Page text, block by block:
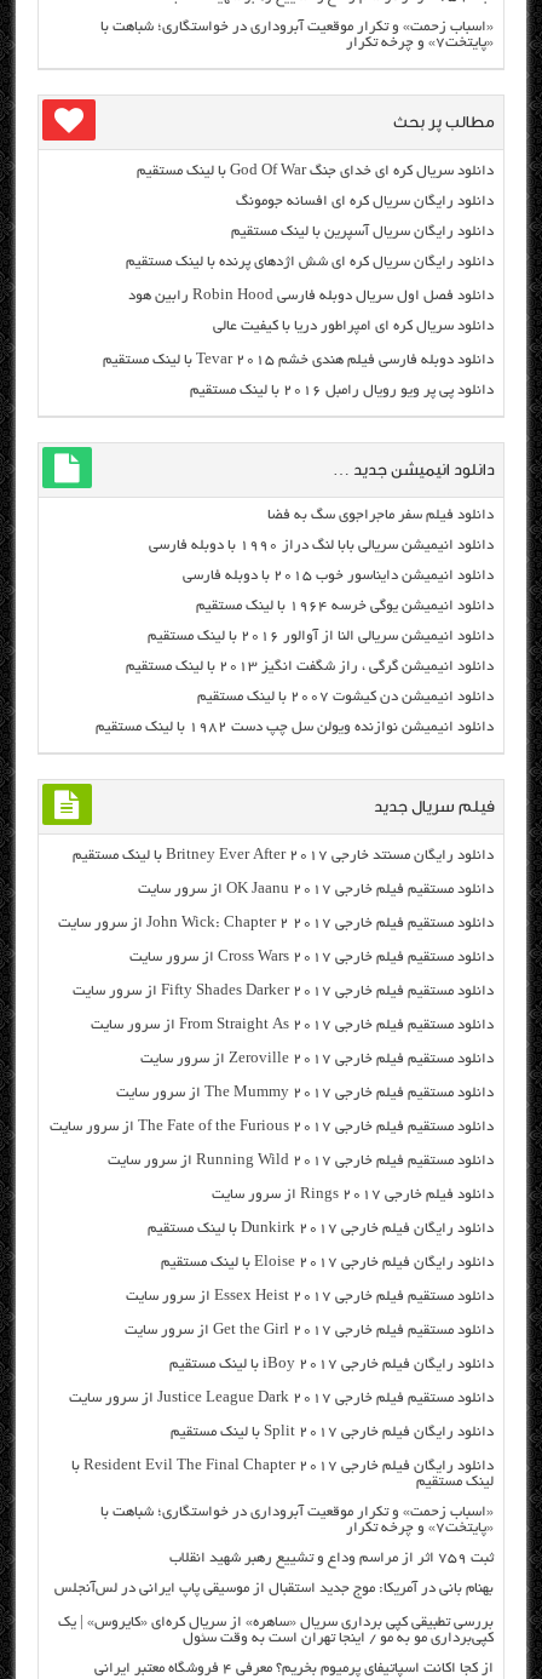
«اسباب زحمت» و تکرار موقعیت آبروداری در خواستگاری؛ شباهت با
«پایتخت۷» و چرخه تکرار
مطالب پر بحث
دانلود سریال کره ای خدای جنگ God Of War با لینک مستقیم
دانلود رایگان سریال کره ای افسانه جومونگ
دانلود رایگان سریال آسپرین با لینک مستقیم
دانلود رایگان سریال کره ای شش اژدهای پرنده با لینک مستقیم
دانلود فصل اول سریال دوبله فارسی Robin Hood رابین هود
دانلود سریال کره ای امپراطور دریا با کیفیت عالی
دانلود دوبله فارسی فیلم هندی خشم Tevar ۲۰۱۵ با لینک مستقیم
دانلود پی پر ویو رویال رامبل ۲۰۱۶ با لینک مستقیم
دانلود انیمیشن جدید …
دانلود فیلم سفر ماجراجوی سگ به فضا
دانلود انیمیشن سریالی بابا لنگ دراز ۱۹۹۰ با دوبله فارسی
دانلود انیمیشن دایناسور خوب ۲۰۱۵ با دوبله فارسی
دانلود انیمیشن یوگی خرسه ۱۹۶۴ با لینک مستقیم
دانلود انیمیشن سریالی النا از آوالور ۲۰۱۶ با لینک مستقیم
دانلود انیمیشن گرگی ، راز شگفت انگیز ۲۰۱۳ با لینک مستقیم
دانلود انیمیشن دن کیشوت ۲۰۰۷ با لینک مستقیم
دانلود انیمیشن نوازنده ویولن سل چپ دست ۱۹۸۲ با لینک مستقیم
فیلم سریال جدید
دانلود رایگان مسنتد خارجی Britney Ever After 2017 با لینک مستقیم
دانلود مستقیم فیلم خارجی OK Jaanu 2017 از سرور سایت
دانلود مستقیم فیلم خارجی John Wick: Chapter 2 2017 از سرور سایت
دانلود مستقیم فیلم خارجی Cross Wars 2017 از سرور سایت
دانلود مستقیم فیلم خارجی Fifty Shades Darker 2017 از سرور سایت
دانلود مستقیم فیلم خارجی From Straight As 2017 از سرور سایت
دانلود مستقیم فیلم خارجی Zeroville 2017 از سرور سایت
دانلود مستقیم فیلم خارجی The Mummy 2017 از سرور سایت
دانلود مستقیم فیلم خارجی The Fate of the Furious 2017 از سرور سایت
دانلود مستقیم فیلم خارجی Running Wild 2017 از سرور سایت
دانلود فیلم خارجی Rings 2017 از سرور سایت
دانلود رایگان فیلم خارجی Dunkirk 2017 با لینک مستقیم
دانلود رایگان فیلم خارجی Eloise 2017 با لینک مستقیم
دانلود مستقیم فیلم خارجی Essex Heist 2017 از سرور سایت
دانلود مستقیم فیلم خارجی Get the Girl 2017 از سرور سایت
دانلود رایگان فیلم خارجی iBoy 2017 با لینک مستقیم
دانلود مستقیم فیلم خارجی Justice League Dark 2017 از سرور سایت
دانلود رایگان فیلم خارجی Split 2017 با لینک مستقیم
دانلود رایگان فیلم خارجی Resident Evil The Final Chapter 2017 با
لینک مستقیم
«اسباب زحمت» و تکرار موقعیت آبروداری در خواستگاری؛ شباهت با
«پایتخت۷» و چرخه تکرار
ثبت ۷۵۹ اثر از مراسم وداع و تشییع رهبر شهید انقلاب
بهنام بانی در آمریکا: موج جدید استقبال از موسیقی پاپ ایرانی در لس‌آنجلس
بررسی تطبیقی کپی برداری سریال «ساهره» از سریال کره‌ای «کایروس» | یک
کپی‌برداری مو به مو / اینجا تهران است به وقت سئول
از کجا اکانت اسپاتیفای پرمیوم بخریم؟ معرفی ۴ فروشگاه معتبر ایرانی